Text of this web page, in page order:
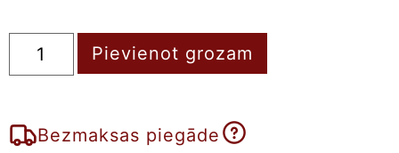
Pievienot grozam
Bezmaksas piegāde